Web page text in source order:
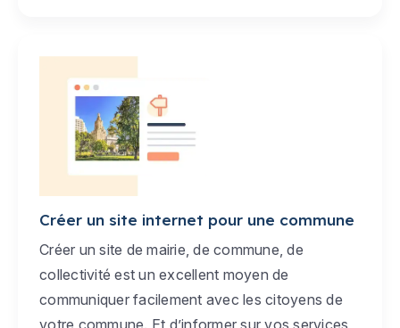
Créer un site internet pour une commune
Créer un site de mairie, de commune, de
collectivité est un excellent moyen de
communiquer facilement avec les citoyens de